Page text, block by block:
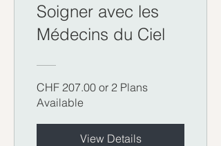
Soigner avec les
Médecins du Ciel
CHF 207.00 or 2 Plans
Available
View Details